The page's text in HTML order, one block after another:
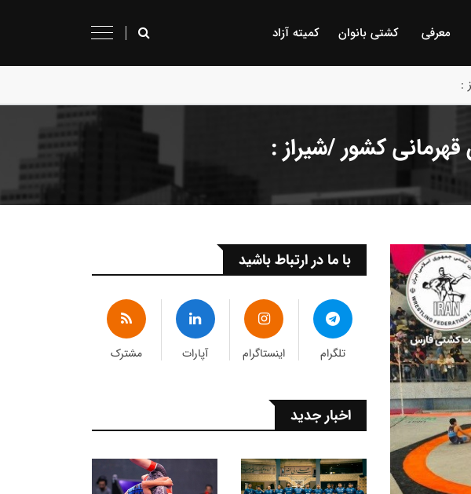
معرفی كشتی بانوان کمیته آزاد
:
قهرمانی کشور /شیراز :
با ما در ارتباط باشید
تلگرام اینستاگرام آپارات مشترک
اخبار جدید